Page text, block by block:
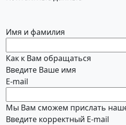
Имя и фамилия
Как к Вам обращаться
Введите Ваше имя
E-mail
Мы Вам сможем прислать
Введите корректный E-mail